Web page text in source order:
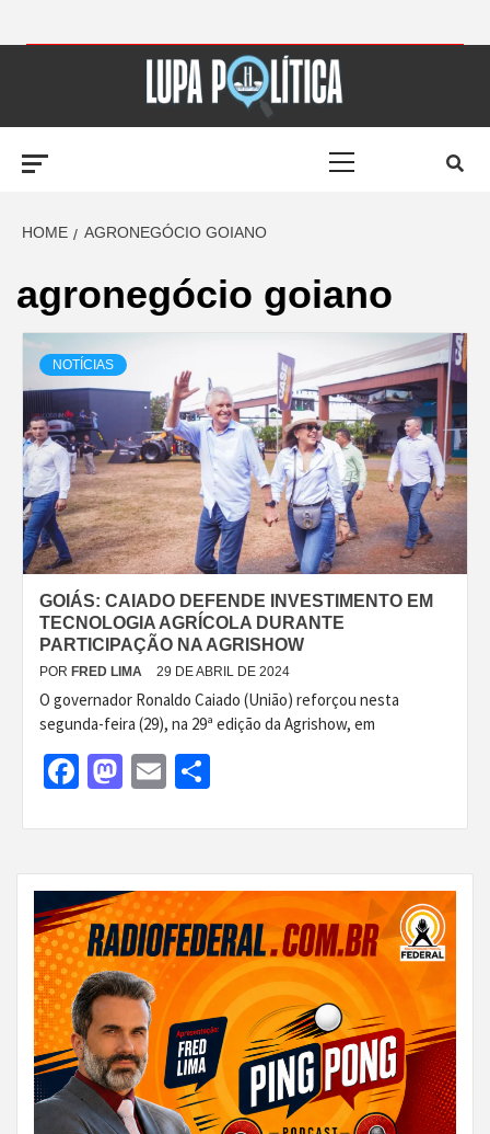
LUPA
POLÍTICA –
AMPLIANDO A
NOTÍCIA
HOME AGRONEGÓCIO GOIANO
agronegócio goiano
NOTÍCIAS
GOIÁS: CAIADO DEFENDE INVESTIMENTO EM
TECNOLOGIA AGRÍCOLA DURANTE
PARTICIPAÇÃO NA AGRISHOW
POR FRED LIMA 29 DE ABRIL DE 2024
O governador Ronaldo Caiado (União) reforçou nesta
segunda-feira (29), na 29ª edição da Agrishow, em
Facebook
Mastodon
Email